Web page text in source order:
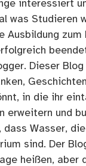
interessiert
was Studieren
Ausbildung zum
Dieser
in die ihr
erweitern und
dass Wasser,
sind. Der
heißen, aber